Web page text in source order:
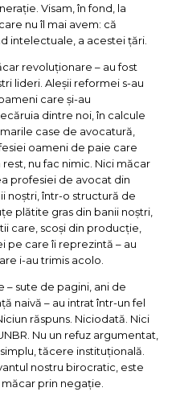
Visam, în fond, la
nu îl mai avem: că
intelectuale, a acestei țări.
revoluționare – au fost
lideri. Aleșii reformei s-au
care și-au
dintre noi, în calcule
case de avocatură,
oameni de paie care
nu fac nimic. Nici măcar
profesiei de avocat din
noștri, într-o structură de
plătite gras din banii noștri,
care, scoși din producție,
pe care îi reprezintă – au
i-au trimis acolo.
– sute de pagini, ani de
naivă – au intrat într-un fel
răspuns. Niciodată. Nici
Nu un refuz argumentat,
tăcere instituțională.
nostru birocratic, este
prin negație.